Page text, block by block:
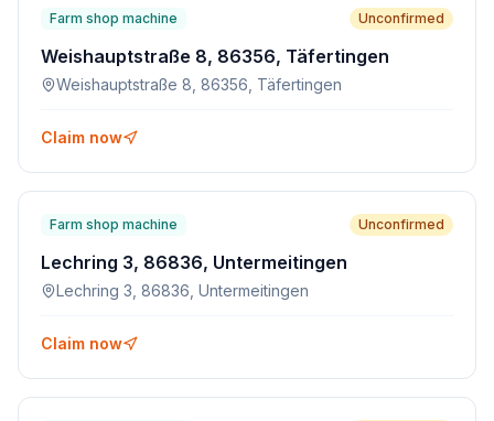
Farm shop machine Unconfirmed
Weishauptstraße 8, 86356, Täfertingen
Weishauptstraße 8, 86356, Täfertingen
Claim now
Farm shop machine Unconfirmed
Lechring 3, 86836, Untermeitingen
Lechring 3, 86836, Untermeitingen
Claim now